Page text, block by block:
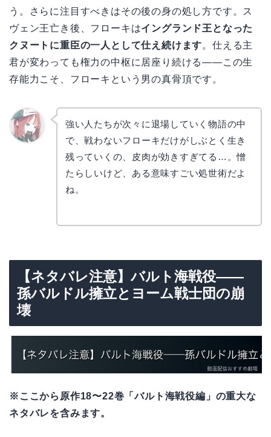
う。さらに注目すべきはその後の身の処し方です。ス
ヴェン王亡き後、フローキはイングランド王となった
クヌートに重臣の一人として仕え続けます。仕える主
君が変わっても権力の中枢に居座り続ける——この生
存能力こそ、フローキという男の真骨頂です。
強い人たちが次々に退場していく物語の中
で、戦わないフローキだけがしぶとく生き
残っていくの、皮肉が効きすぎてる…。憎
たらしいけど、ある意味すごい処世術だよ
ね。
【ネタバレ注意】バルト海戦役——
孫バルドル擁立とヨーム戦士団の崩
壊
※ここから原作18〜22巻「バルト海戦役編」の重大な
ネタバレを含みます。